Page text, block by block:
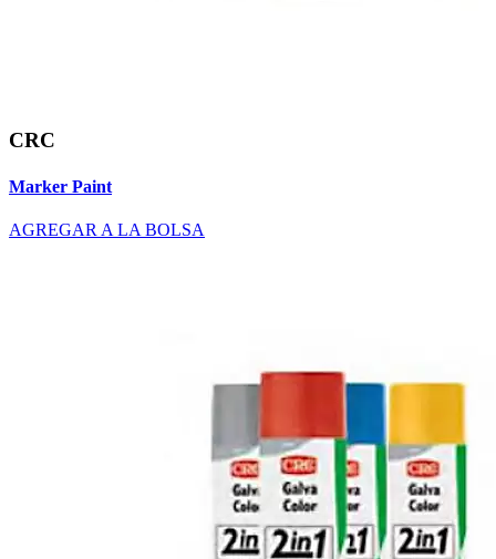
CRC
Marker Paint
AGREGAR A LA BOLSA